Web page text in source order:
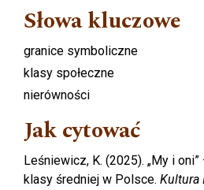
Słowa kluczowe
granice symboliczne
klasy społeczne
nierówności
Jak cytować
Leśniewicz, K. (2025). „My i
klasy średniej w Polsce. Kultura